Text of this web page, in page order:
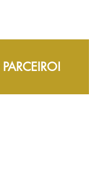
PARCEIRO!